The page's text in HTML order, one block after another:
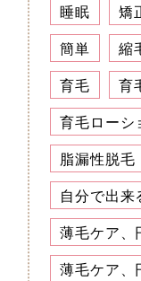
睡眠
矯
簡単
縮
育毛
育
育毛ローシ
脂漏性脱毛
自分で出来
薄毛ケア、
薄毛ケア、